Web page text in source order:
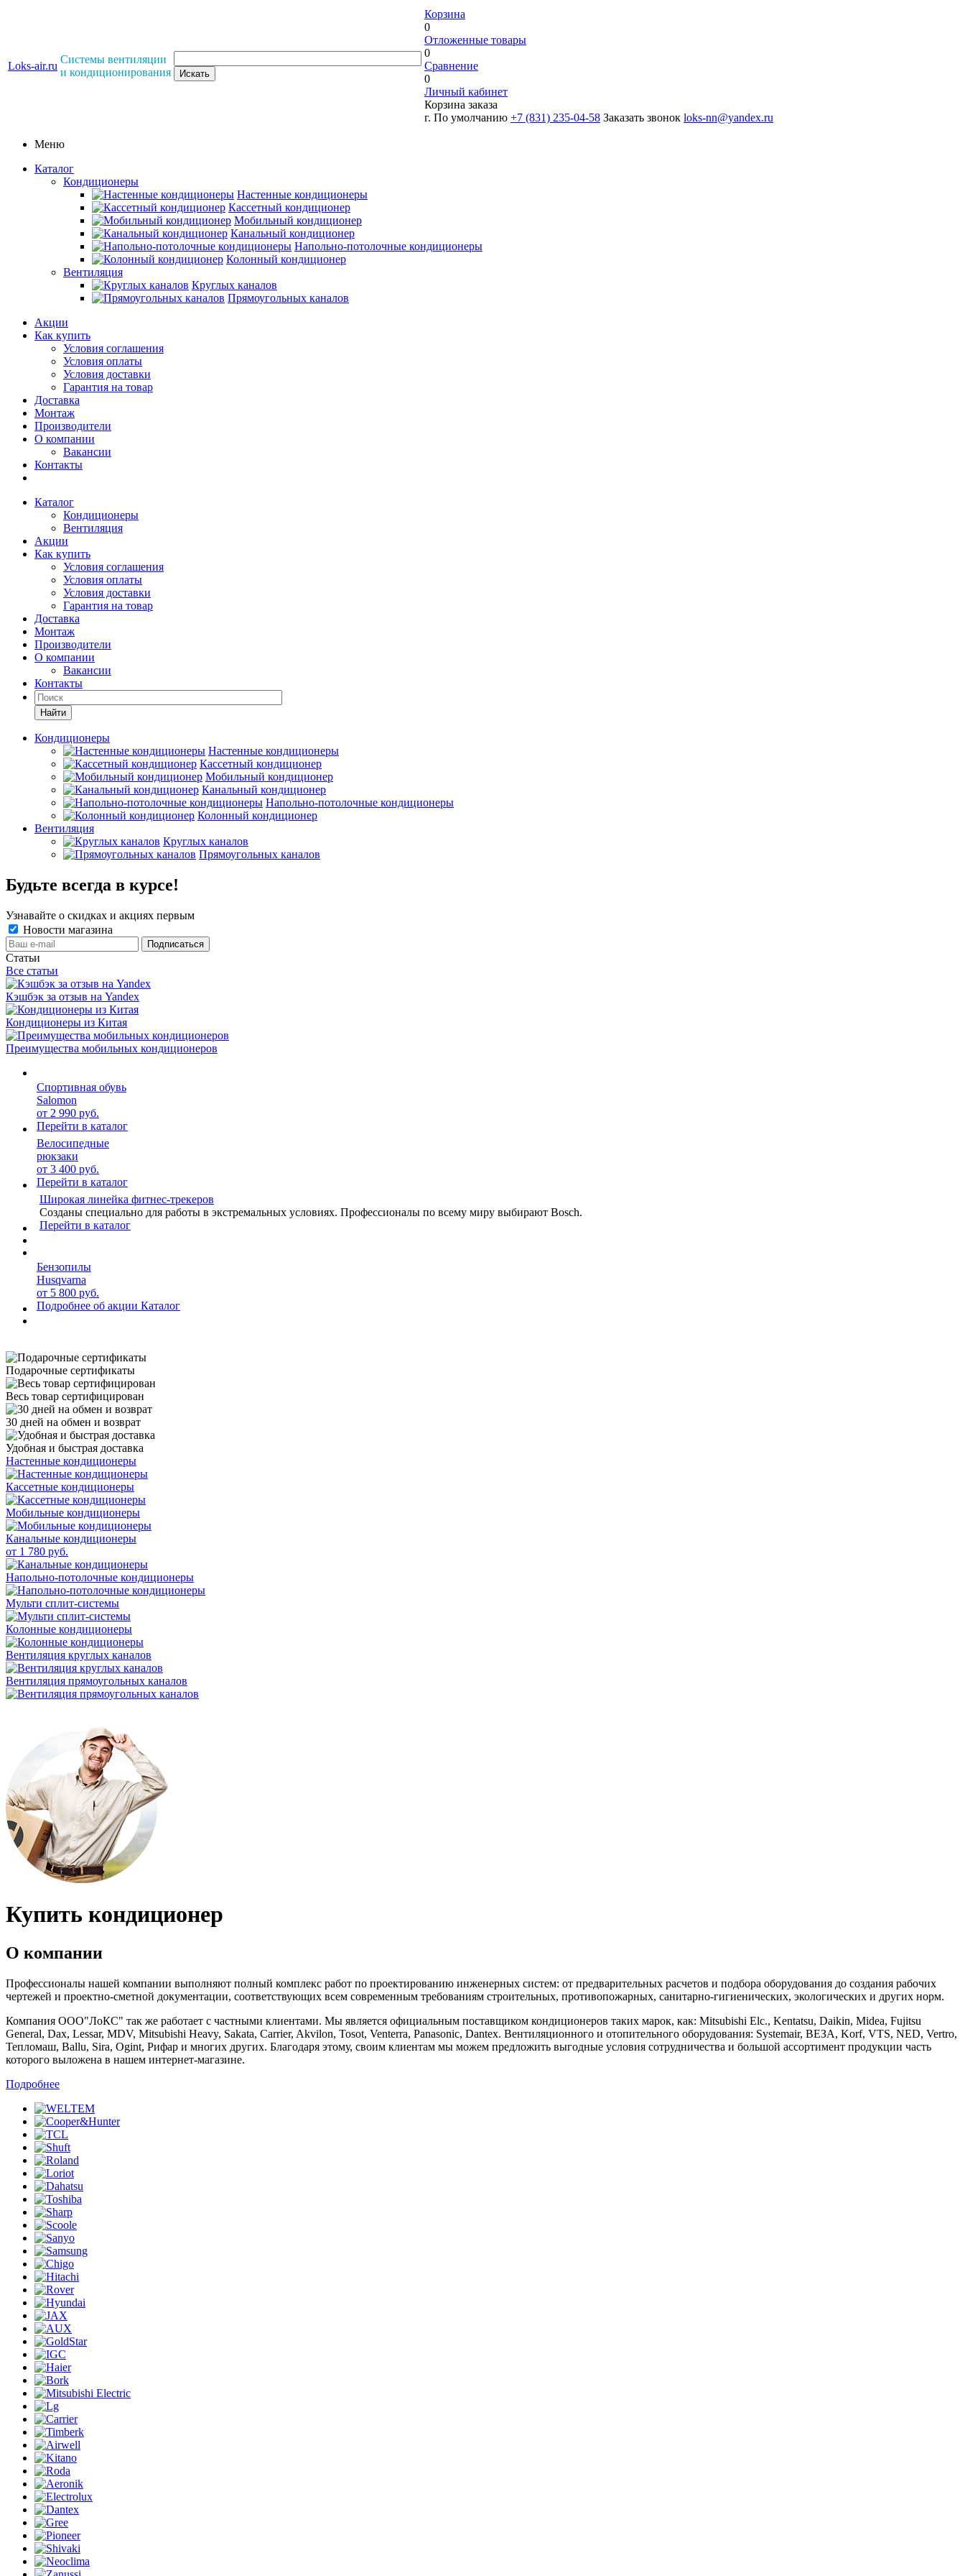
Loks-air.ru
Системы вентиляции
и кондиционирования
Корзина
0
Отложенные товары
0
Сравнение
0
Личный кабинет
Корзина заказа
г. По умолчанию +7 (831) 235-04-58 Заказать звонок loks-nn@yandex.ru
Меню
Каталог
Кондиционеры
Настенные кондиционеры
Кассетный кондиционер
Мобильный кондиционер
Канальный кондиционер
Напольно-потолочные кондиционеры
Колонный кондиционер
Вентиляция
Круглых каналов
Прямоугольных каналов
Акции
Как купить
Условия соглашения
Условия оплаты
Условия доставки
Гарантия на товар
Доставка
Монтаж
Производители
О компании
Вакансии
Контакты
Каталог
Кондиционеры
Вентиляция
Акции
Как купить
Условия соглашения
Условия оплаты
Условия доставки
Гарантия на товар
Доставка
Монтаж
Производители
О компании
Вакансии
Контакты
Кондиционеры
Настенные кондиционеры
Кассетный кондиционер
Мобильный кондиционер
Канальный кондиционер
Напольно-потолочные кондиционеры
Колонный кондиционер
Вентиляция
Круглых каналов
Прямоугольных каналов
Будьте всегда в курсе!
Узнавайте о скидках и акциях первым
Новости магазина
Статьи
Все статьи
Кэшбэк за отзыв на Yandex
Кондиционеры из Китая
Преимущества мобильных кондиционеров
Спортивная обувь
Salomon
от 2 990 руб.
Перейти в каталог
Велосипедные
рюкзаки
от 3 400 руб.
Перейти в каталог
Широкая линейка фитнес-трекеров
Созданы специально для работы в экстремальных условиях. Профессионалы по всему миру выбирают Bosch.
Перейти в каталог
Бензопилы
Husqvarna
от 5 800 руб.
Подробнее об акции Каталог
Подарочные сертификаты
Весь товар сертифицирован
30 дней на обмен и возврат
Удобная и быстрая доставка
Настенные кондиционеры
Кассетные кондиционеры
Мобильные кондиционеры
Канальные кондиционеры
от 1 780 руб.
Напольно-потолочные кондиционеры
Мульти сплит-системы
Колонные кондиционеры
Вентиляция круглых каналов
Вентиляция прямоугольных каналов
Купить кондиционер
О компании
Профессионалы нашей компании выполняют полный комплекс работ по проектированию инженерных систем: от предварительных расчетов и подбора оборудования до создания рабочих
чертежей и проектно-сметной документации, соответствующих всем современным требованиям строительных, противопожарных, санитарно-гигиенических, экологических и других норм.
Компания ООО"ЛоКС" так же работает с частными клиентами. Мы является официальным поставщиком кондиционеров таких марок, как: Mitsubishi Elc., Kentatsu, Daikin, Midea, Fujitsu
General, Dax, Lessar, MDV, Mitsubishi Heavy, Sakata, Carrier, Akvilon, Tosot, Venterra, Panasonic, Dantex. Вентиляционного и отопительного оборудования: Systemair, ВЕЗА, Korf, VTS, NED, Vertro,
Тепломаш, Ballu, Sira, Ogint, Рифар и многих других. Благодаря этому, своим клиентам мы можем предложить выгодные условия сотрудничества и большой ассортимент продукции часть
которого выложена в нашем интернет-магазине.
Подробнее